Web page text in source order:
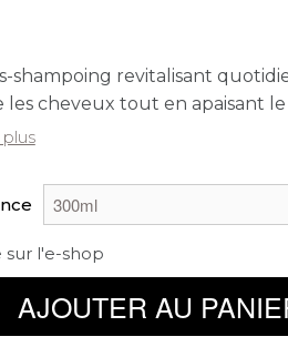
shampoing revitalisant
les cheveux tout en apaisant
plus
sur l'e-shop
AJOUTER AU